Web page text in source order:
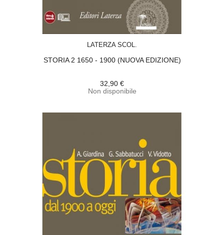
LATERZA SCOL.
STORIA 2 1650 - 1900 (NUOVA EDIZIONE)
32,90 €
Non disponibile